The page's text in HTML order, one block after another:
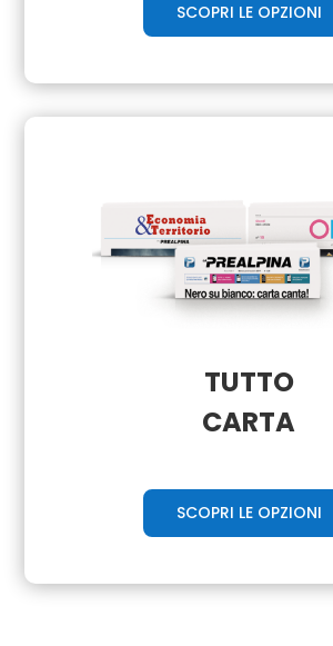
SCOPRI LE OPZIONI
TUTTO
CARTA
SCOPRI LE OPZIONI